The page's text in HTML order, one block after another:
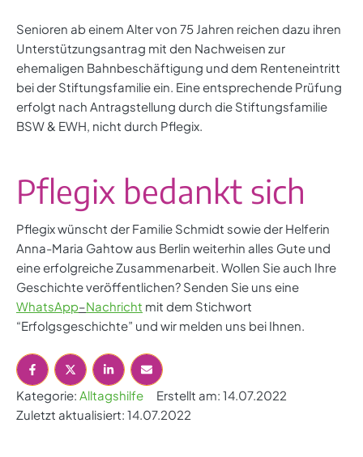
Senioren ab einem Alter von 75 Jahren reichen dazu ihren
Unterstützungsantrag mit den Nachweisen zur
ehemaligen Bahnbeschäftigung und dem Renteneintritt
bei der Stiftungsfamilie ein. Eine entsprechende Prüfung
erfolgt nach Antragstellung durch die Stiftungsfamilie
BSW & EWH, nicht durch Pflegix.
Pflegix bedankt sich
Pflegix wünscht der Familie Schmidt sowie der Helferin
Anna-Maria Gahtow aus Berlin weiterhin alles Gute und
eine erfolgreiche Zusammenarbeit. Wollen Sie auch Ihre
Geschichte veröffentlichen? Senden Sie uns eine
WhatsApp–Nachricht mit dem Stichwort
“Erfolgsgeschichte” und wir melden uns bei Ihnen.
Kategorie: Alltagshilfe Erstellt am: 14.07.2022
Zuletzt aktualisiert: 14.07.2022